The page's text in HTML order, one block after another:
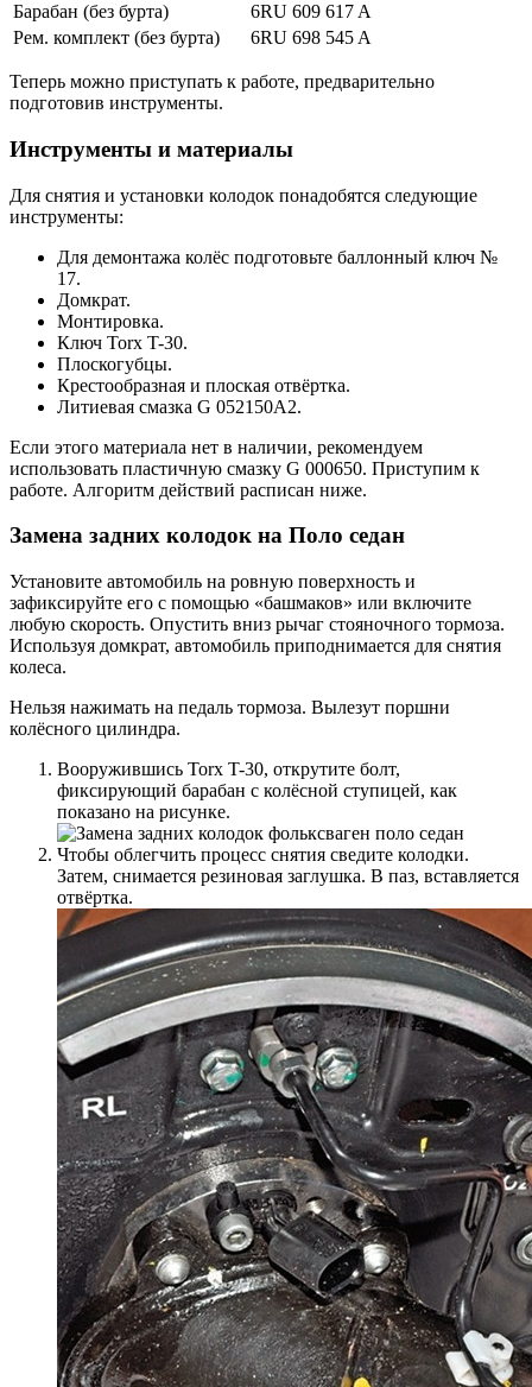
Барабан (без бурта)
6RU 609 617 A
Рем. комплект (без бурта)
6RU 698 545 A
Теперь можно приступать к работе, предварительно
подготовив инструменты.
Инструменты и материалы
Для снятия и установки колодок понадобятся следующие
инструменты:
Для демонтажа колёс подготовьте баллонный ключ №
17.
Домкрат.
Монтировка.
Ключ Torx T-30.
Плоскогубцы.
Крестообразная и плоская отвёртка.
Литиевая смазка G 052150А2.
Если этого материала нет в наличии, рекомендуем
использовать пластичную смазку G 000650. Приступим к
работе. Алгоритм действий расписан ниже.
Замена задних колодок на Поло седан
Установите автомобиль на ровную поверхность и
зафиксируйте его с помощью «башмаков» или включите
любую скорость. Опустить вниз рычаг стояночного тормоза.
Используя домкрат, автомобиль приподнимается для снятия
колеса.
Нельзя нажимать на педаль тормоза. Вылезут поршни
колёсного цилиндра.
Вооружившись Torx T-30, открутите болт,
фиксирующий барабан с колёсной ступицей, как
показано на рисунке.
Чтобы облегчить процесс снятия сведите колодки.
Затем, снимается резиновая заглушка. В паз, вставляется
отвёртка.